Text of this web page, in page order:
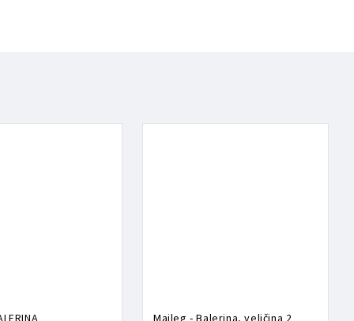
Maileg - Balerina, veličina 2